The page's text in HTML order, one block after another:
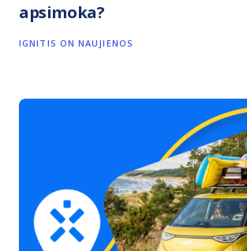
apsimoka?
IGNITIS ON NAUJIENOS